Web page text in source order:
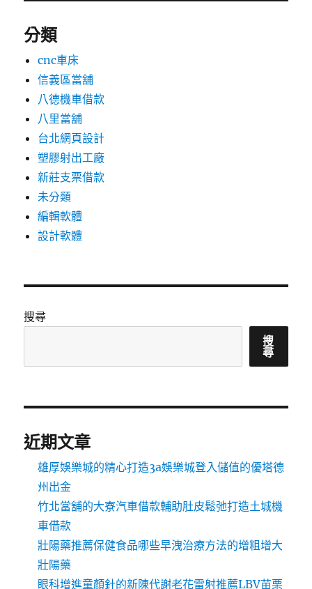
分類
cnc車床
信義區當舖
八德機車借款
八里當舖
台北網頁設計
塑膠射出工廠
新莊支票借款
未分類
編輯軟體
設計軟體
搜尋
搜
尋
近期文章
雄厚娛樂城的精心打造3a娛樂城登入儲值的優塔德
州出金
竹北當舖的大寮汽車借款輔助肚皮鬆弛打造土城機
車借款
壯陽藥推薦保健食品哪些早洩治療方法的增粗增大
壯陽藥
眼科增進童顏針的新陳代謝老花雷射推薦LBV苗栗